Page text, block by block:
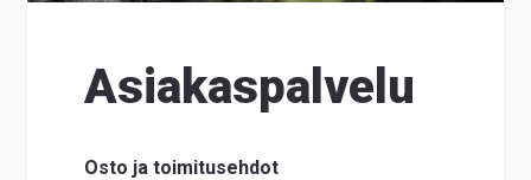
Asiakaspalvelu
Osto ja toimitusehdot